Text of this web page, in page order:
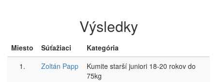
Výsledky
Miesto Súťažiaci
Kategória
1.
Zoltán Papp
Kumite starší juniori 18-20 rokov do
75kg